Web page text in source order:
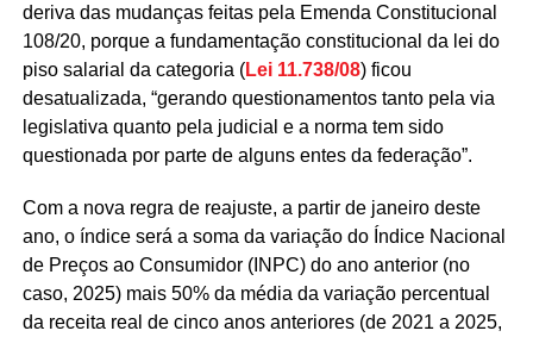
deriva das mudanças feitas pela Emenda Constitucional
108/20, porque a fundamentação constitucional da lei do
piso salarial da categoria (Lei 11.738/08) ficou
desatualizada, “gerando questionamentos tanto pela via
legislativa quanto pela judicial e a norma tem sido
questionada por parte de alguns entes da federação”.
Com a nova regra de reajuste, a partir de janeiro deste
ano, o índice será a soma da variação do Índice Nacional
de Preços ao Consumidor (INPC) do ano anterior (no
caso, 2025) mais 50% da média da variação percentual
da receita real de cinco anos anteriores (de 2021 a 2025,